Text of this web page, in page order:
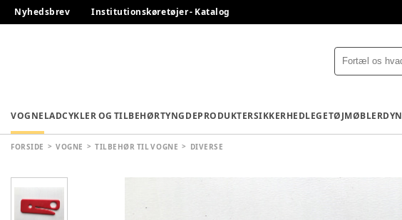
Nyhedsbrev Institutionskøretøjer - Katalog
VOGNELADCYKLER OG TILBEHØRTYNGDEPRODUKTERSIKKERHEDLEGETØJMØBLER
FORSIDE VOGNE TILBEHØR TIL VOGNE DIVERSE